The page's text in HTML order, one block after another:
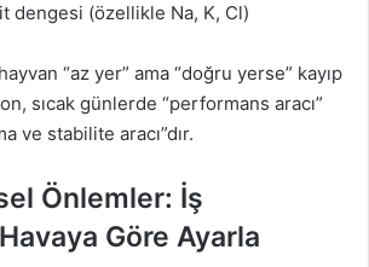
dengesi (özellikle Na, K, Cl)
“az yer” ama “doğru yerse” kayıp
sıcak günlerde “performans aracı”
ve stabilite aracı”dır.
Önlemler: İş
Göre Ayarla